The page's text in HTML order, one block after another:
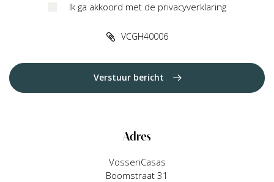
Ik ga akkoord met de privacyverklaring
VCGH40006
Verstuur bericht
Adres
VossenCasas
Boomstraat 31